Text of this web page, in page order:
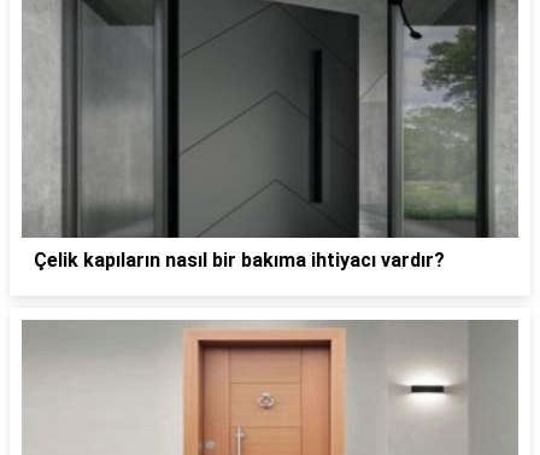
Çelik kapıların nasıl bir bakıma ihtiyacı vardır?